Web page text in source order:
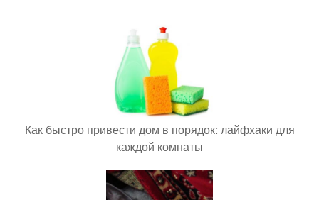
Как быстро привести дом в порядок: лайфхаки для
каждой комнаты